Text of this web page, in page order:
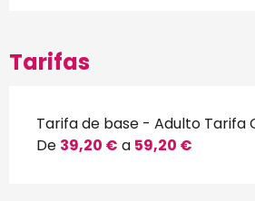
Tarifas
Tarifa de base - Adulto Tarifa
De 39,20 € a 59,20 €